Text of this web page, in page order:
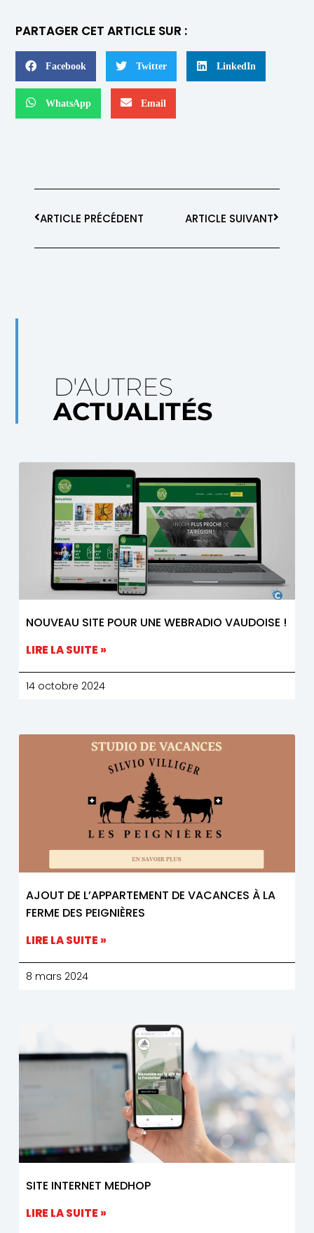
PARTAGER CET ARTICLE SUR :
Facebook Twitter LinkedIn
WhatsApp Email
ARTICLE PRÉCÉDENT ARTICLE SUIVANT
D'AUTRES
ACTUALITÉS
NOUVEAU SITE POUR UNE WEBRADIO VAUDOISE !
LIRE LA SUITE »
14 octobre 2024
AJOUT DE L’APPARTEMENT DE VACANCES À LA
FERME DES PEIGNIÈRES
LIRE LA SUITE »
8 mars 2024
SITE INTERNET MEDHOP
LIRE LA SUITE »